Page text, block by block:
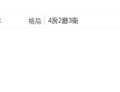
格局 4房2廳3衛